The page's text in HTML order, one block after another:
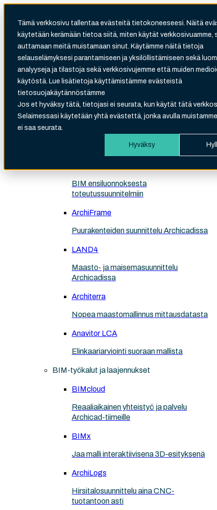
Tämä verkkosivu tallentaa evästeitä tietokoneeseesi. Näitä
käytetään kerämään tietoa siitä, miten käytät verkkosivuamme,
auttamaan meitä muistamaan sinut. Käytämme näitä tietoja
selauselämyksesi parantamiseen ja yksilöllistämiseen sekä
analyyseja ja tilastoja sekä verkkosivujemme että muiden
käytöstä. Lue lisätietoja käyttämistämme evästeistä
tietosuojakäytännöstämme
Jos et hyväksy tätä, tietojasi ei seurata, kun käytät tätä
Selaimessasi käytetään yhtä evästettä, jonka avulla
ei saa seurata.
Hyväksy
Search
There are no suggestions because the search
Tuki
Kirjaudu
Verkkokauppa
Tuotteet
Keskeiset BIM-ohjelmistot
BIM ensiluonnoksesta
toteutussuunnitelmiin
ArchiFrame
Puurakenteiden suunnittelu Archicadissa
LAND4
Maasto- ja maisemasuunnittelu
Archicadissa
Architerra
Nopea maastomallinnus mittausdatasta
Anavitor LCA
Elinkaariarviointi suoraan mallista
BIM-työkalut ja laajennukset
BIMcloud
Reaaliaikainen yhteistyö ja palvelu
Archicad-tiimeille
BIMx
Jaa malli interaktiivisena 3D-esityksenä
ArchiLogs
Hirsitalosuunnittelu aina CNC-
tuotantoon asti